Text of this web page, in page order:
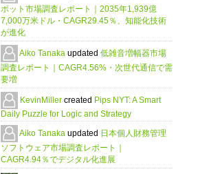
ボット市場調査レポート｜2035年1,939億
7,000万米ドル・CAGR29.45％、知能化技術
が進化
Aiko Tanaka updated 低雑音増幅器市場
調査レポート｜CAGR4.56%・次世代通信で需
要増
KevinMiller created Pips NYT: A Smart
Daily Puzzle for Logic and Strategy
Aiko Tanaka updated 日本個人財務管理
ソフトウェア市場調査レポート｜
CAGR4.94％でデジタル化進展